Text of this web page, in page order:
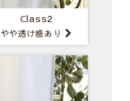
Class2
やや透け感あり